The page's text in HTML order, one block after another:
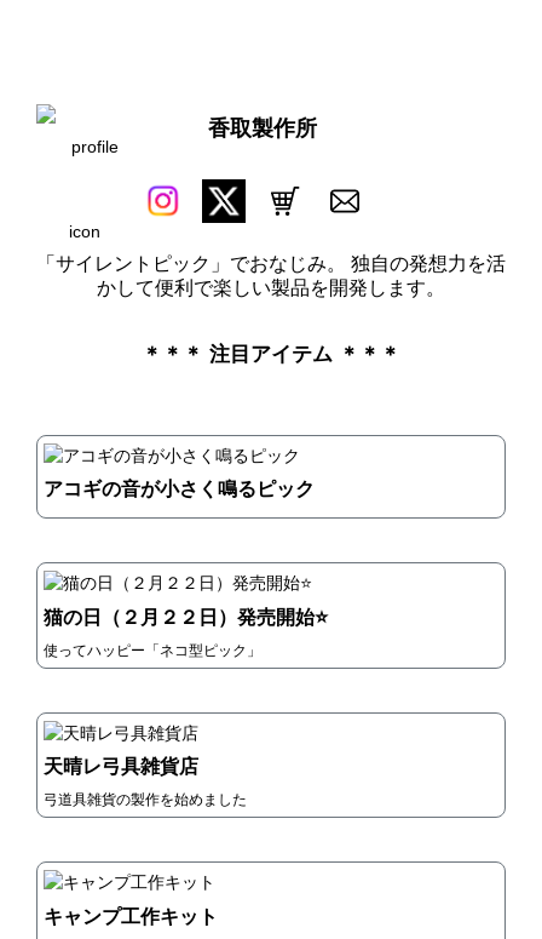
香取製作所
「サイレントピック」でおなじみ。 独自の発想力を活
かして便利で楽しい製品を開発します。
＊＊＊ 注目アイテム ＊＊＊
アコギの音が小さく鳴るピック
猫の日（２月２２日）発売開始⭐
使ってハッピー「ネコ型ピック」
天晴レ弓具雑貨店
弓道具雑貨の製作を始めました
キャンプ工作キット